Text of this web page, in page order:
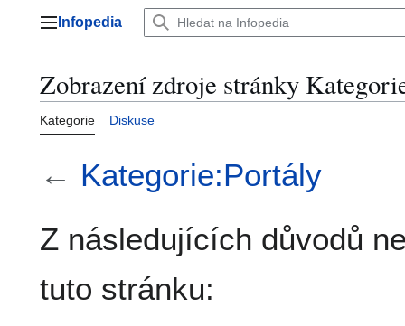
Hlavní menu
Infopedia
Zobrazení zdroje stránky
Kategorie Diskuse
← Kategorie:Portály
Z následujících důvodů
tuto stránku: